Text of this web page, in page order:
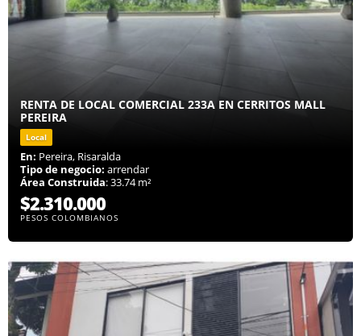
RENTA DE LOCAL COMERCIAL 233A EN CERRITOS MALL
PEREIRA
Local
En: Pereira, Risaralda
Tipo de negocio: arrendar
Área Construida: 33.74 m²
$2.310.000
PESOS COLOMBIANOS